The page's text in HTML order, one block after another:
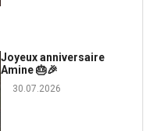
Joyeux anniversaire
Amine 🎂🎉
30.07.2026